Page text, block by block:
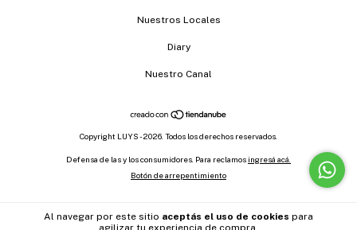
Al navegar por este sitio aceptás el uso de cookies para
agilizar tu experiencia de compra.
Nuestros Locales
Diary
Nuestro Canal
Copyright LUYS - 2026. Todos los derechos reservados.
Defensa de las y los consumidores. Para reclamos ingresá acá.
Botón de arrepentimiento